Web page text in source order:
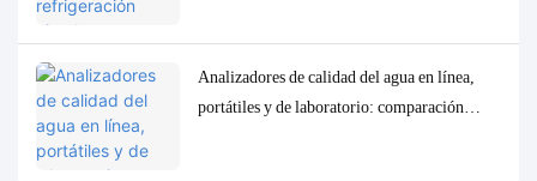
Analizadores de calidad del agua en línea,
portátiles y de laboratorio: comparación